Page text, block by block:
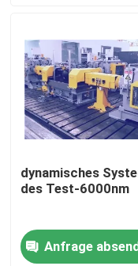
Qualitätskontrolle
Kontakt mit uns
Neuigkeiten
dynamisches
des Test-6000nm
Anfrage